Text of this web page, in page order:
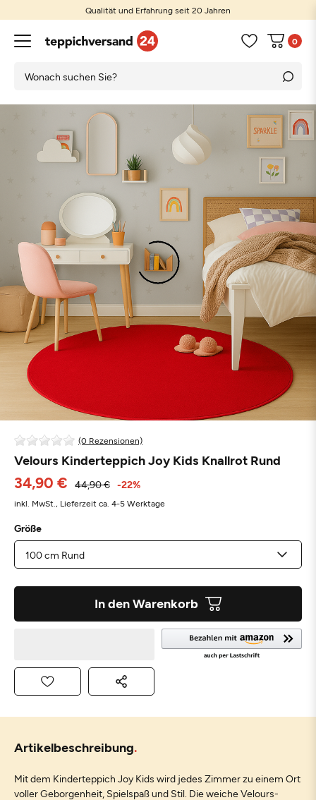
Qualität und Erfahrung seit 20 Jahren
0
(0 Rezensionen)
Velours Kinderteppich Joy Kids Knallrot Rund
34,90 € 44,90 € -22%
inkl. MwSt., Lieferzeit ca. 4-5 Werktage
Größe
In den Warenkorb
Artikelbeschreibung
Mit dem Kinderteppich Joy Kids wird jedes Zimmer zu einem Ort
voller Geborgenheit, Spielspaß und Stil. Die weiche Velours-